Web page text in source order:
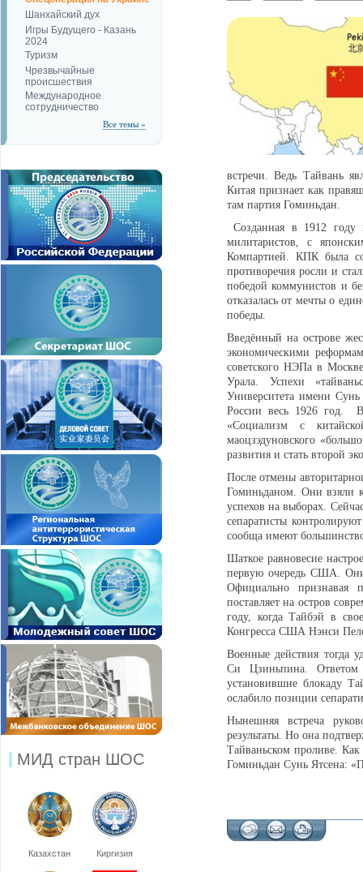
Шанхайский дух
Игры Будущего - Казань
2024
Туризм
Чрезвычайные
происшествия
Международное
сотрудничество
Все темы »
МИД стран ШОС
Казахстан Киргизия
встречи. Ведь Тайвань
Китая признает как
там партия Гоминьдан.
Созданная в 1912 году
милитаристов, с
Компартией. КПК была
противоречия росли и
победой коммунистов и
отказалась от мечты о
победы.
Введённый на острове
экономическими
советского НЭПа в
Урала. Успехи
Университета имени
России весь 1926 год.
«Социализм с
маоцзэдуновского
развития и стать второй
После отмены
Гоминьданом. Они взяли
успехов на выборах.
сепаратисты
сообща имеют
Шаткое равновесие
первую очередь США. Они
Официально признавая
поставляет на остров
году, когда Тайбэй в
Конгресса США Нэнси
Военные действия тогда
Си Цзиньпина.
установившие блокаду
ослабило позиции
Нынешняя встреча
результаты. Но она
Тайваньском проливе.
Гоминьдан Сунь Ятсена: